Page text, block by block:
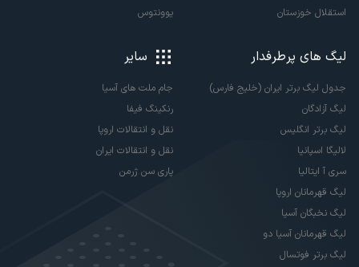
استقلال خوزستان
یوونتوس
لیگ های پرطرفدار
جدول لیگ برتر ایران (خلیج فارس)
لیگ آزادگان
لیگ برتر انگلیس
لالیگا اسپانیا
سری آ ایتالیا
لیگ قهرمانان اروپا
لیگ نخبگان آسیا
لیگ قهرمانان آسیا دو
لیگ برتر فوتسال
سایر
جام ملت های آسیا
رنکینگ فیفا
نقل و انتقالات اروپا
نقل و انتقالات ایران
پاری سن ژرمن